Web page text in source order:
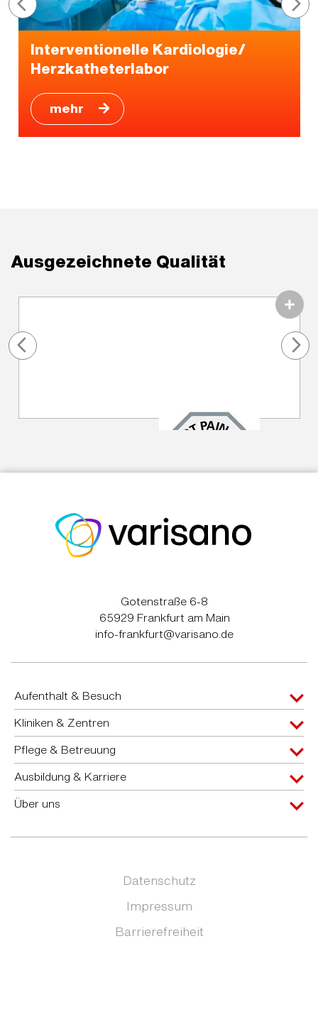
Interventionelle Kardiologie/
Herzkatheterlabor
mehr
Ausgezeichnete Qualität
Gotenstraße 6-8
65929 Frankfurt am Main
info-frankfurt@varisano.de
Aufenthalt & Besuch
Kliniken & Zentren
Pflege & Betreuung
Ausbildung & Karriere
Über uns
Datenschutz
Impressum
Barrierefreiheit